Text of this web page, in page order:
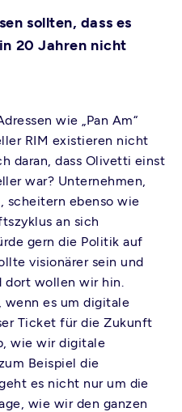
sollten, dass es
20 Jahren nicht
wie „Pan Am“
RIM existieren nicht
daran, dass Olivetti einst
war? Unternehmen,
scheitern ebenso wie
an sich
gern die Politik auf
visionärer sein und
dort wollen wir hin.
wenn es um digitale
Ticket für die Zukunft
wie wir digitale
Beispiel die
es nicht nur um die
wie wir den ganzen